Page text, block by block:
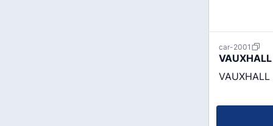
car-2001
VAUXHALL